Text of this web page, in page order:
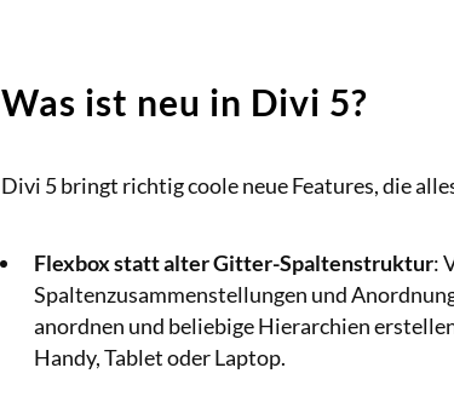
Was ist neu in Divi 5?
Divi 5 bringt richtig coole neue Features, die
Flexbox statt alter Gitter-Spaltenstruktur:
Spaltenzusammenstellungen und
anordnen und beliebige Hierarchien
Handy, Tablet oder Laptop.